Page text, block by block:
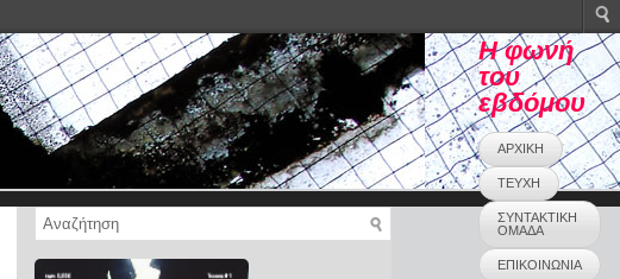
Η φωνή
του
εβδόμου
ΑΡΧΙΚΗ
ΤΕΥΧΗ
ΣΥΝΤΑΚΤΙΚΗ
ΟΜΑΔΑ
ΕΠΙΚΟΙΝΩΝΙΑ